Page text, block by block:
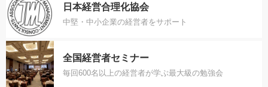
日本経営合理化協会
中堅・中小企業の経営者をサポート
全国経営者セミナー
毎回600名以上の経営者が学ぶ最大級の勉強会